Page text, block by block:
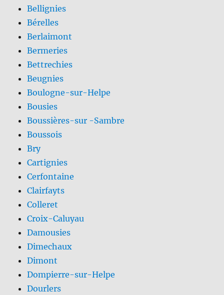
Bellignies
Bérelles
Berlaimont
Bermeries
Bettrechies
Beugnies
Boulogne-sur-Helpe
Bousies
Boussières-sur -Sambre
Boussois
Bry
Cartignies
Cerfontaine
Clairfayts
Colleret
Croix-Caluyau
Damousies
Dimechaux
Dimont
Dompierre-sur-Helpe
Dourlers